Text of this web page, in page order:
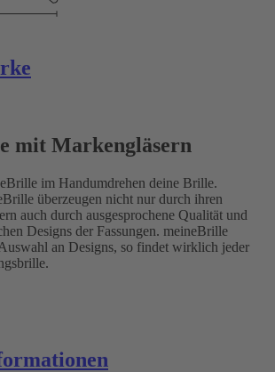
mit Markengläsern
im Handumdrehen deine Brille.
überzeugen nicht nur durch ihren
auch durch ausgesprochene Qualität und
Designs der Fassungen. meineBrille
an Designs, so findet wirklich jeder